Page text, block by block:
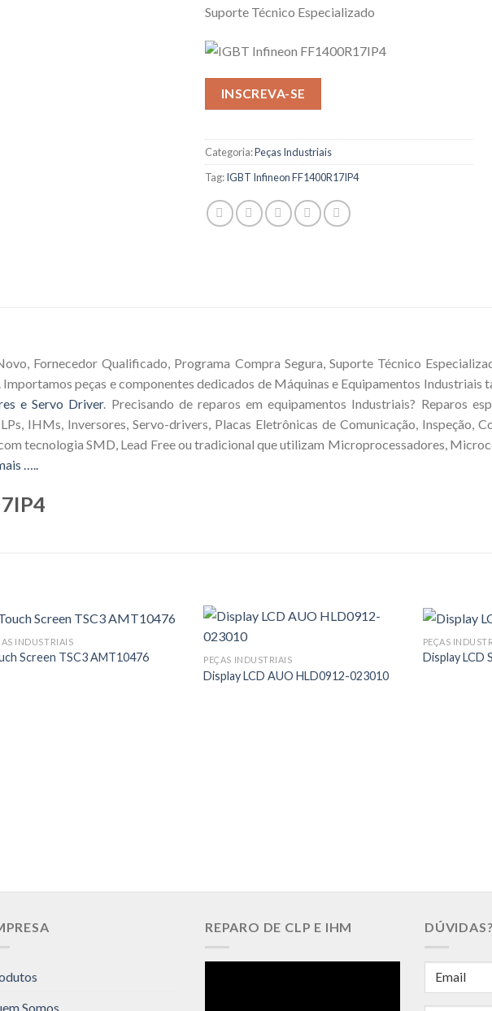
Suporte Técnico Especializado
INSCREVA-SE
Categoria:Peças Industriais
Tag:IGBT Infineon FF1400R17IP4
Fornecedor Qualificado, Programa Compra Segura, Suporte Técnico
peças e componentes dedicados de Máquinas e Equipamentos Industriais
e Servo Driver. Precisando de reparos em equipamentos Industriais? Reparos
IHMs, Inversores, Servo-drivers, Placas Eletrônicas de Comunicação, Inspeção,
tecnologia SMD, Lead Free ou tradicional que utilizam Microprocessadores,
…..
INDUSTRIAIS
Screen TSC3 AMT10476 PEÇAS INDUSTRIAIS
Display LCD AUO HLD0912-023010
PEÇAS
Display LCD
Somos
REPARO DE CLP E IHM